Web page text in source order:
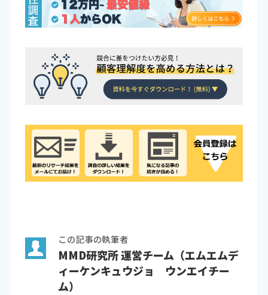
この記事の執筆者
MMD研究所 運営チーム（エムエムデ
ィーケンキュウジョ ウンエイチー
ム）